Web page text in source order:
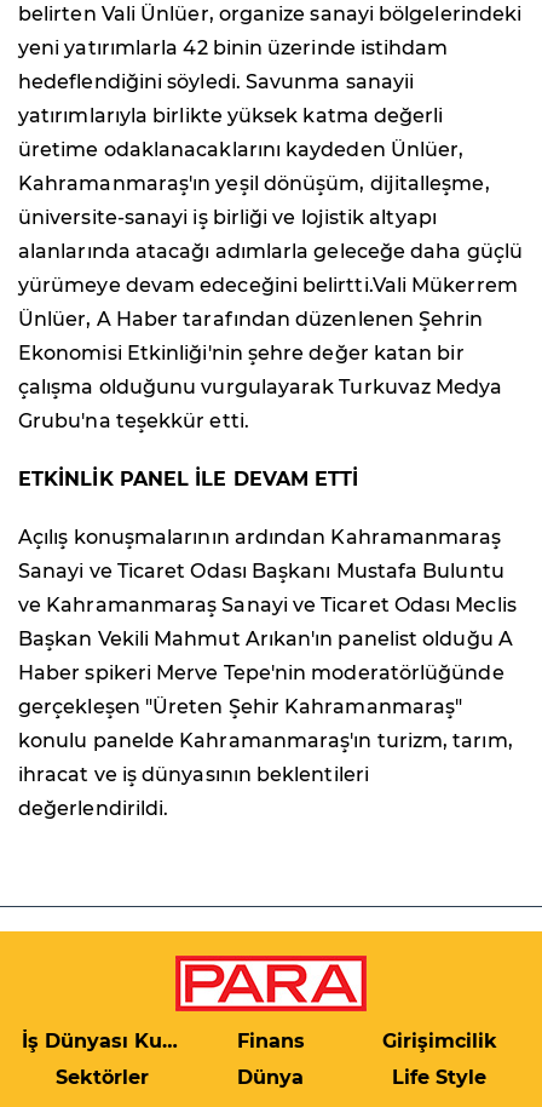
belirten Vali Ünlüer, organize sanayi bölgelerindeki
yeni yatırımlarla 42 binin üzerinde istihdam
hedeflendiğini söyledi. Savunma sanayii
yatırımlarıyla birlikte yüksek katma değerli
üretime odaklanacaklarını kaydeden Ünlüer,
Kahramanmaraş'ın yeşil dönüşüm, dijitalleşme,
üniversite-sanayi iş birliği ve lojistik altyapı
alanlarında atacağı adımlarla geleceğe daha güçlü
yürümeye devam edeceğini belirtti.Vali Mükerrem
Ünlüer, A Haber tarafından düzenlenen Şehrin
Ekonomisi Etkinliği'nin şehre değer katan bir
çalışma olduğunu vurgulayarak Turkuvaz Medya
Grubu'na teşekkür etti.
ETKİNLİK PANEL İLE DEVAM ETTİ
Açılış konuşmalarının ardından Kahramanmaraş
Sanayi ve Ticaret Odası Başkanı Mustafa Buluntu
ve Kahramanmaraş Sanayi ve Ticaret Odası Meclis
Başkan Vekili Mahmut Arıkan'ın panelist olduğu A
Haber spikeri Merve Tepe'nin moderatörlüğünde
gerçekleşen "Üreten Şehir Kahramanmaraş"
konulu panelde Kahramanmaraş'ın turizm, tarım,
ihracat ve iş dünyasının beklentileri
değerlendirildi.
İş Dünyası Kulis Finans
Girişimcilik
Sektörler
Dünya Life Style